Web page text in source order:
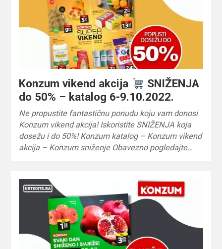
Konzum vikend akcija
SNIŽENJA
do 50% – katalog 6-9.10.2022.
Ne propustite fantastičnu ponudu koju vam donosi
Konzum vikend akcija! Iskoristite SNIŽENJA koja
dosežu i do 50%! Konzum katalog – Konzum vikend
akcija – Konzum sniženje Obavezno pogledajte…